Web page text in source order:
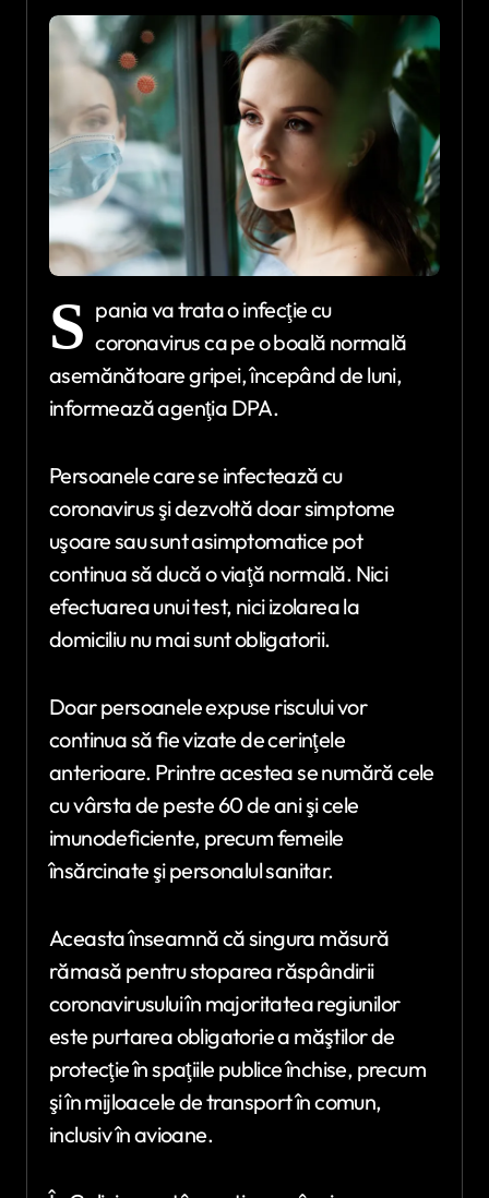
S pania va trata o infecţie cu
coronavirus ca pe o boală normală
asemănătoare gripei, începând de luni,
informează agenţia DPA.
Persoanele care se infectează cu
coronavirus şi dezvoltă doar simptome
uşoare sau sunt asimptomatice pot
continua să ducă o viaţă normală. Nici
efectuarea unui test, nici izolarea la
domiciliu nu mai sunt obligatorii.
Doar persoanele expuse riscului vor
continua să fie vizate de cerinţele
anterioare. Printre acestea se numără cele
cu vârsta de peste 60 de ani şi cele
imunodeficiente, precum femeile
însărcinate şi personalul sanitar.
Aceasta înseamnă că singura măsură
rămasă pentru stoparea răspândirii
coronavirusului în majoritatea regiunilor
este purtarea obligatorie a măştilor de
protecţie în spaţiile publice închise, precum
şi în mijloacele de transport în comun,
inclusiv în avioane.